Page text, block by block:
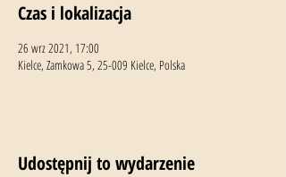
Czas i lokalizacja
26 wrz 2021, 17:00
Kielce, Zamkowa 5, 25-009 Kielce, Polska
Udostępnij to wydarzenie